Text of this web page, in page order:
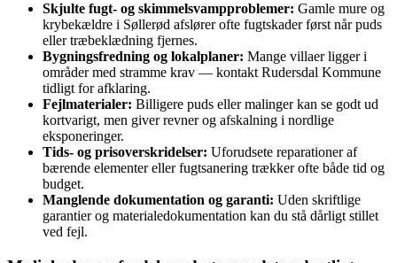
Skjulte fugt- og skimmelsvampproblemer: Gamle mure og
krybekældre i Søllerød afslører ofte fugtskader først når puds
eller træbeklædning fjernes.
Bygningsfredning og lokalplaner: Mange villaer ligger i
områder med stramme krav — kontakt Rudersdal Kommune
tidligt for afklaring.
Fejlmaterialer: Billigere puds eller malinger kan se godt ud
kortvarigt, men giver revner og afskalning i nordlige
eksponeringer.
Tids- og prisoverskridelser: Uforudsete reparationer af
bærende elementer eller fugtsanering trækker ofte både tid og
budget.
Manglende dokumentation og garanti: Uden skriftlige
garantier og materialedokumentation kan du stå dårligt stillet
ved fejl.